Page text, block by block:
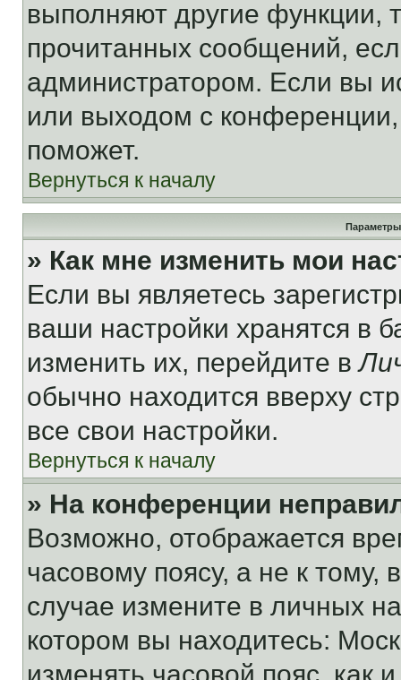
выполняют другие функции,
прочитанных сообщений,
администратором. Если вы
или выходом с
поможет.
Вернуться к началу
Параметры
» Как мне изменить мои
Если вы являетесь
ваши настройки хранятся в
изменить их, перейдите в
обычно находится вверху
все свои настройки.
Вернуться к началу
» На конференции
Возможно, отображается
часовому поясу, а не к тому,
случае измените в личных
котором вы находитесь: